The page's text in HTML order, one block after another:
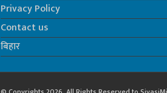
Privacy Policy
Contact us
बिहार